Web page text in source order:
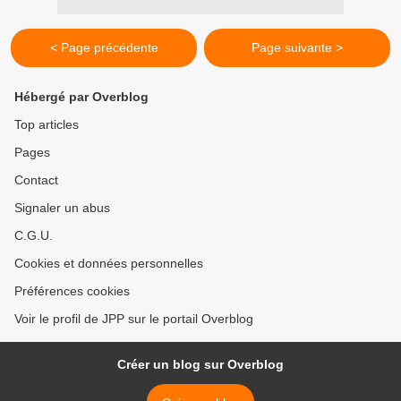
< Page précédente Page suivante >
Hébergé par Overblog
Top articles
Pages
Contact
Signaler un abus
C.G.U.
Cookies et données personnelles
Préférences cookies
Voir le profil de JPP sur le portail Overblog
Créer un blog sur Overblog